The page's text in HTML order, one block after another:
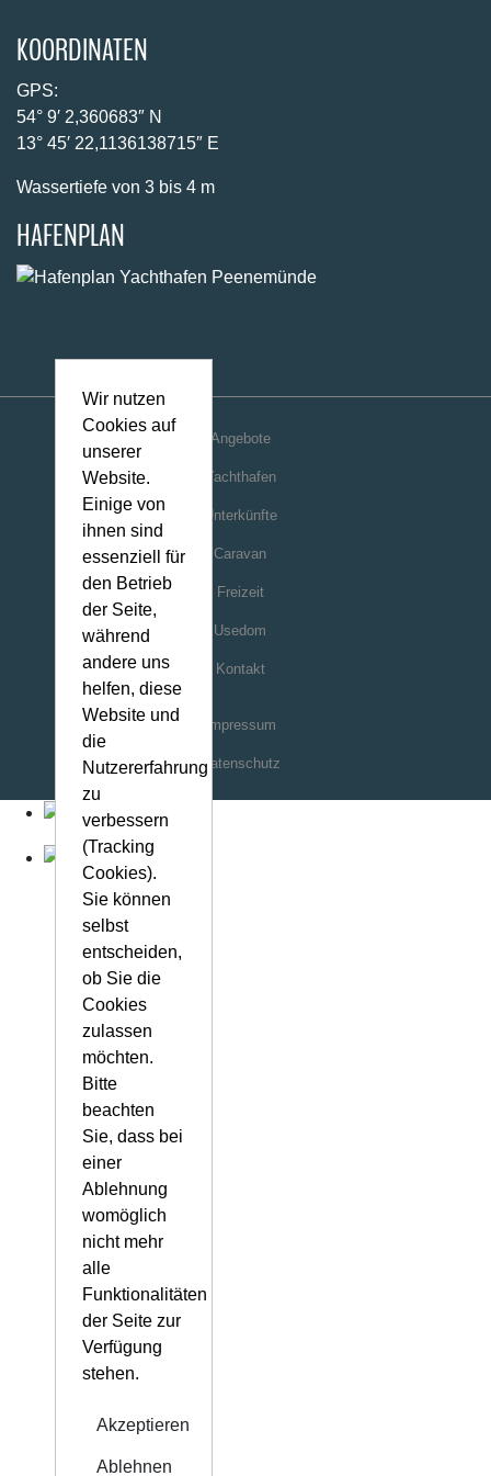
Wassertiefe von 3 bis 4 m
HAFENPLAN
Freizeit
Impressum
Datenschutz
Wir nutzen
Cookies auf
unserer
Website.
Einige von
ihnen sind
essenziell für
den Betrieb
der Seite,
während
andere uns
helfen, diese
Website und
die
Nutzererfahrung
zu
verbessern
(Tracking
Cookies).
Sie können
selbst
entscheiden,
ob Sie die
Cookies
zulassen
möchten.
Bitte
beachten
Sie, dass bei
einer
Ablehnung
womöglich
nicht mehr
alle
Funktionalitäten
der Seite zur
Verfügung
stehen.
Akzeptieren
Ablehnen